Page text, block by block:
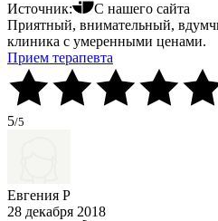
Источник:
С нашего сайта
Приятный, внимательный,
клиника с умеренными ценами.
Прием терапевта
5/5
Евгения Р
28 декабря 2018